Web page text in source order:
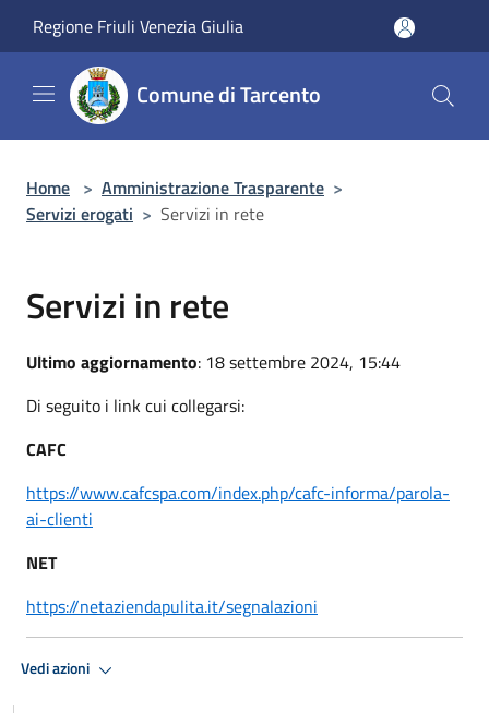
Regione Friuli Venezia Giulia
Comune di Tarcento
Home > Amministrazione Trasparente >
Servizi erogati > Servizi in rete
Servizi in rete
Ultimo aggiornamento: 18 settembre 2024, 15:44
Di seguito i link cui collegarsi:
CAFC
https://www.cafcspa.com/index.php/cafc-informa/parola-
ai-clienti
NET
https://netaziendapulita.it/segnalazioni
Vedi azioni